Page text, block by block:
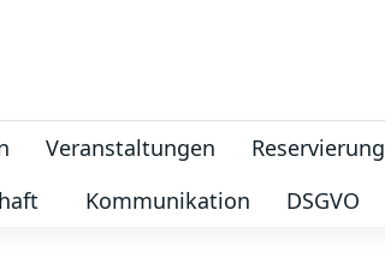
Veranstaltungen Reservierung
Kommunikation DSGVO